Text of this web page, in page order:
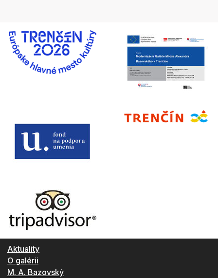
Aktuality
O galérii
M. A. Bazovský